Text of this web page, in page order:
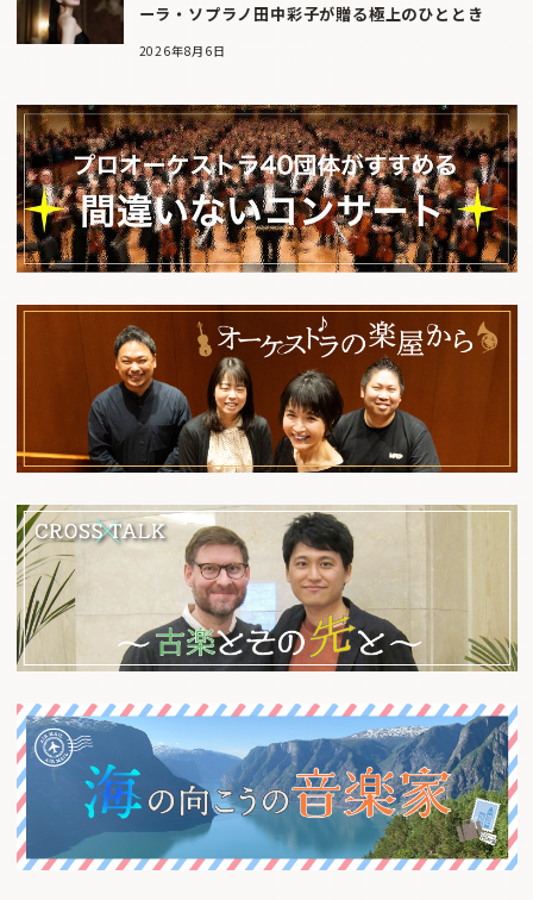
ーラ・ソプラノ田中彩子が贈る極上のひととき
2026年8月6日